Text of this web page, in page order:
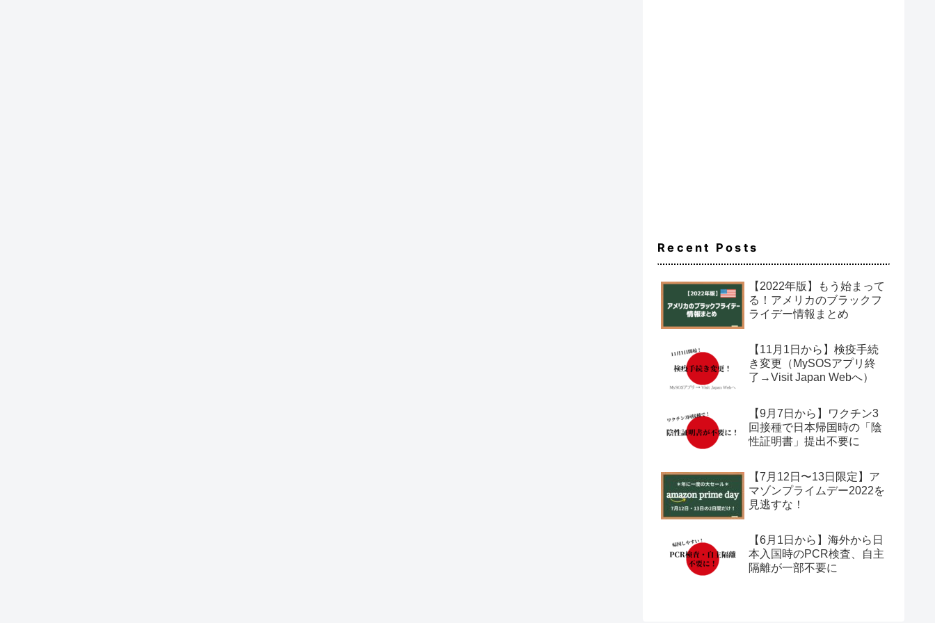
Recent Posts
【2022年版】もう始まって
る！アメリカのブラックフ
ライデー情報まとめ
【11月1日から】検疫手続
き変更（MySOSアプリ終
了→Visit Japan Webへ）
【9月7日から】ワクチン3
回接種で日本帰国時の「陰
性証明書」提出不要に
【7月12日〜13日限定】ア
マゾンプライムデー2022を
見逃すな！
【6月1日から】海外から日
本入国時のPCR検査、自主
隔離が一部不要に